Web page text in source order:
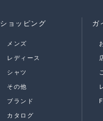
ショッピング
メンズ
レディース
シャツ
その他
ブランド
カタログ
ガ